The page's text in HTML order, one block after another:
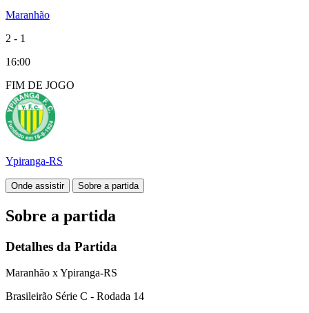
Maranhão
2 - 1
16:00
FIM DE JOGO
Ypiranga-RS
Onde assistir Sobre a partida
Sobre a partida
Detalhes da Partida
Maranhão x Ypiranga-RS
Brasileirão Série C - Rodada 14